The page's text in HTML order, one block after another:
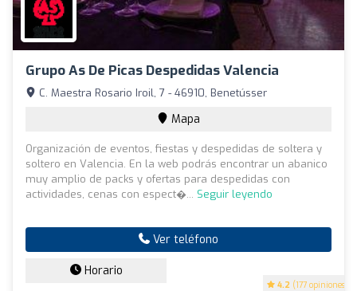
Grupo As De Picas Despedidas Valencia
4.2 (177 opiniones)
C. Maestra Rosario Iroil, 7 - 46910, Benetússer
Mapa
Organización de eventos, fiestas y despedidas de soltera y
soltero en Valencia. En la web podrás encontrar un abanico
muy amplio de packs y ofertas para despedidas con
actividades, cenas con espect�... Seguir leyendo
Ver teléfono
Horario